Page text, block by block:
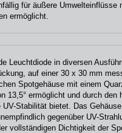
für äußere Umwelteinflüsse
ermöglicht.
Leuchtdiode in diversen
auf einer 30 x 30 mm
Spotgehäuse mit einem
13,5° ermöglicht und durch den
Stabilität bietet. Das
gegenüber UV-
vollständigen Dichtigkeit der